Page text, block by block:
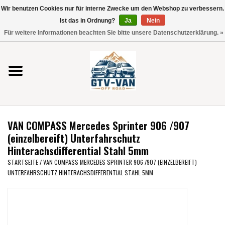
Verwende
die
nach
oben
und
unten,
verfügbare
Ergebnis
auszuwählen.
Drücke
die
Vito / V-Klasse 447
Viano /Vito 639
VW T7 2025
VW T6
VAN COMPASS Mercedes Sprinter 906 /907
(einzelbereift) Unterfahrschutz
Hinterachsdifferential Stahl 5mm
STARTSEITE/VAN COMPASS MERCEDES SPRINTER 906 /907 (EINZELBEREIFT)
UNTERFAHRSCHUTZ HINTERACHSDIFFERENTIAL STAHL 5MM
Wir benutzen Cookies nur für interne Zwecke um den Webshop zu verbessern.
Ist das in Ordnung?
Ja
Nein
Für weitere Informationen beachten Sie bitte unsere Datenschutzerklärung. »